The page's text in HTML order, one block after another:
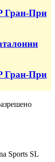
Гран-При
Гран-При
Sports SL